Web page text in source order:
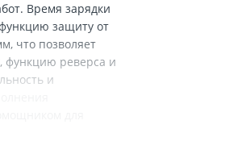
Время зарядки
защиту от
что позволяет
функцию реверса и
и